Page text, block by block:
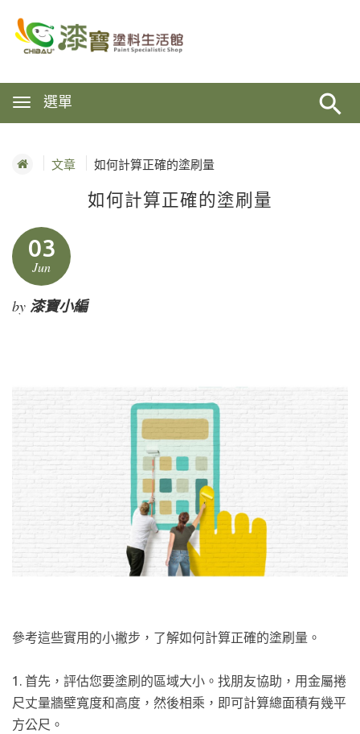
選單
文章 如何計算正確的塗刷量
如何計算正確的塗刷量
03
Jun
by 漆寶小編
參考這些實用的小撇步，了解如何計算正確的塗刷量。
1. 首先，評估您要塗刷的區域大小。找朋友協助，用金屬捲
尺丈量牆壁寬度和高度，然後相乘，即可計算總面積有幾平
方公尺。